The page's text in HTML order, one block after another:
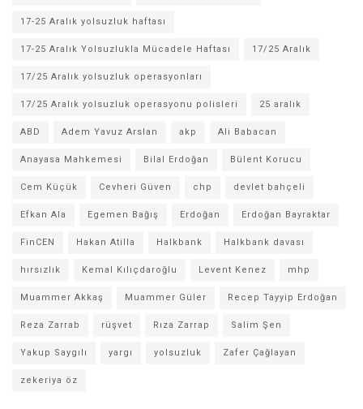
17-25 Aralık yolsuzluk haftası
17-25 Aralık Yolsuzlukla Mücadele Haftası 17/25 Aralık
17/25 Aralık yolsuzluk operasyonları
17/25 Aralık yolsuzluk operasyonu polisleri 25 aralık
ABD Adem Yavuz Arslan akp Ali Babacan
Anayasa Mahkemesi Bilal Erdoğan Bülent Korucu
Cem Küçük Cevheri Güven chp devlet bahçeli
Efkan Ala Egemen Bağış Erdoğan Erdoğan Bayraktar
FinCEN Hakan Atilla Halkbank Halkbank davası
hırsızlık Kemal Kılıçdaroğlu Levent Kenez mhp
Muammer Akkaş Muammer Güler Recep Tayyip Erdoğan
Reza Zarrab rüşvet Rıza Zarrap Salim Şen
Yakup Saygılı yargı yolsuzluk Zafer Çağlayan
zekeriya öz